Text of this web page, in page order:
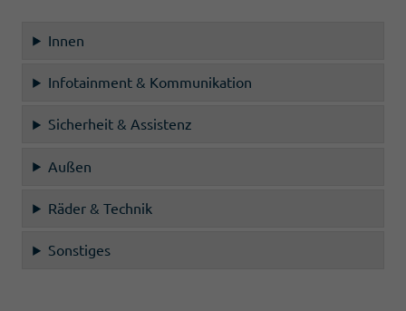
Innen
Infotainment & Kommunikation
Sicherheit & Assistenz
Außen
Räder & Technik
Sonstiges